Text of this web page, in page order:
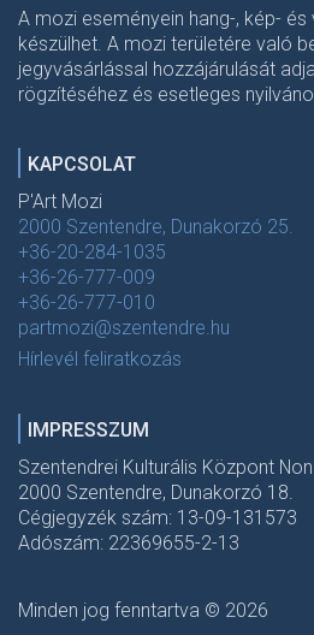
A mozi eseményein hang-, kép-
készülhet. A mozi területére való
jegyvásárlással hozzájárulását
rögzítéséhez és esetleges
KAPCSOLAT
P'Art Mozi
2000 Szentendre, Dunakorzó 25.
+36-20-284-1035
+36-26-777-009
+36-26-777-010
partmozi@szentendre.hu
Hírlevél feliratkozás
IMPRESSZUM
Szentendrei Kulturális Központ
2000 Szentendre, Dunakorzó 18.
Cégjegyzék szám: 13-09-131573
Adószám: 22369655-2-13
Minden jog fenntartva © 2026